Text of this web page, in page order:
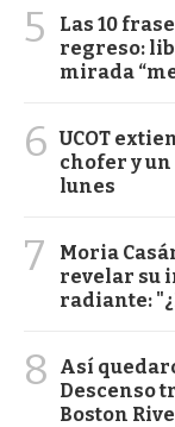
5
Las 10
regreso:
mirada
6 UCOT
chofer y
lunes
7
Moria
revelar su
radiante:
8
Así
Descenso
Boston